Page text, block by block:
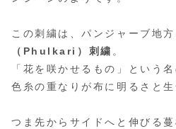
この刺繍は、パンジャーブ地方
（Phulkari）刺繍 。
「花を咲かせるもの」という名
色糸の重なりが布に明るさと
つま先からサイドへと伸びる蔓